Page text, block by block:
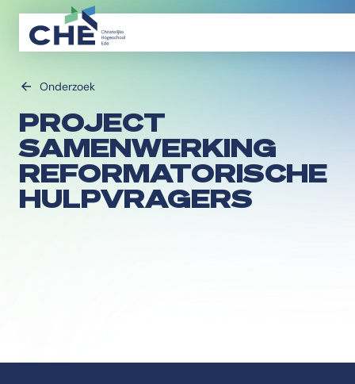
Onderzoek
PROJECT
SAMENWERKING
REFORMATORISCHE
HULPVRAGERS